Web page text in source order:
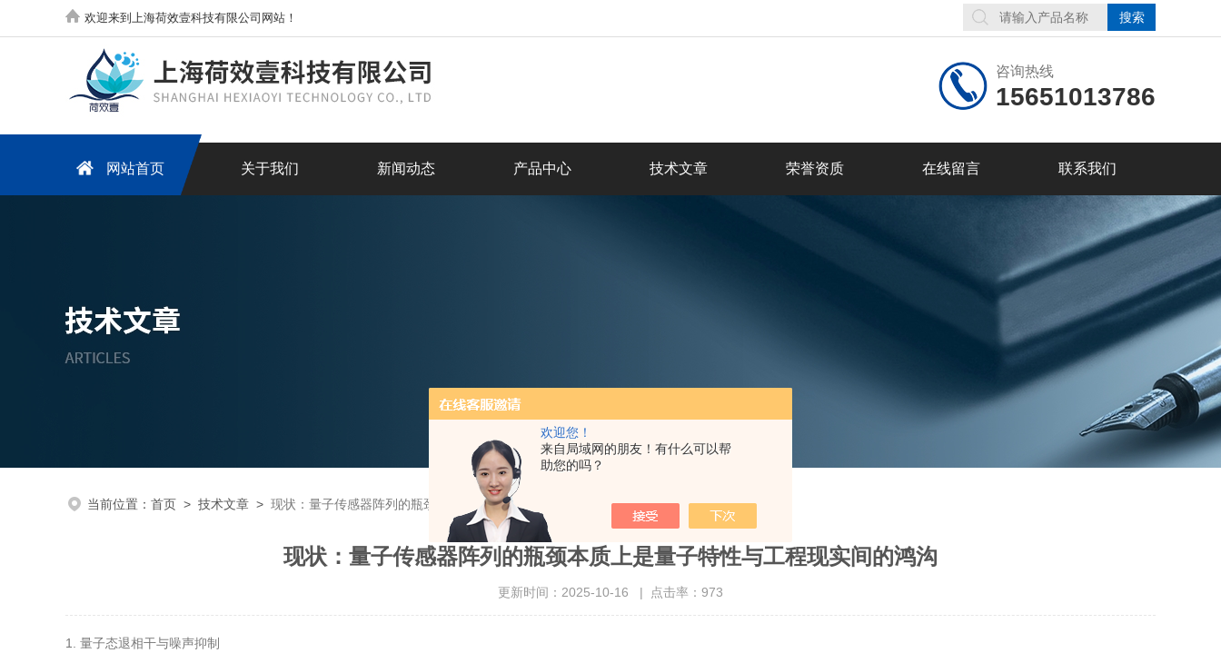
欢迎您！
来自局域网的朋友！有什么可以帮
助您的吗？
欢迎来到上海荷效壹科技有限公司网站！
咨询热线
15651013786
网站首页 关于我们 新闻动态 产品中心 技术文章 荣誉资质 在线留言 联系我们
当前位置： 首页 > 技术文章 > 现状：量子传感器阵列的瓶颈本质上是量子特性与工程现实间的鸿沟
现状：量子传感器阵列的瓶颈本质上是量子特性与工程现实间的鸿沟
更新时间：2025-10-16 | 点击率：973
1. 量子态退相干与噪声抑制